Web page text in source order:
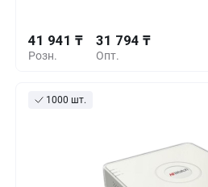
Розн.
41 941 ₸
Опт.
31 794 ₸
1000 шт.